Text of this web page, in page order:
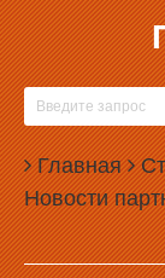
Главная
Новости
14.11.2003, 15:22
ЛИДЕРОМ
На заседании
областной
фракции
партии «Единая